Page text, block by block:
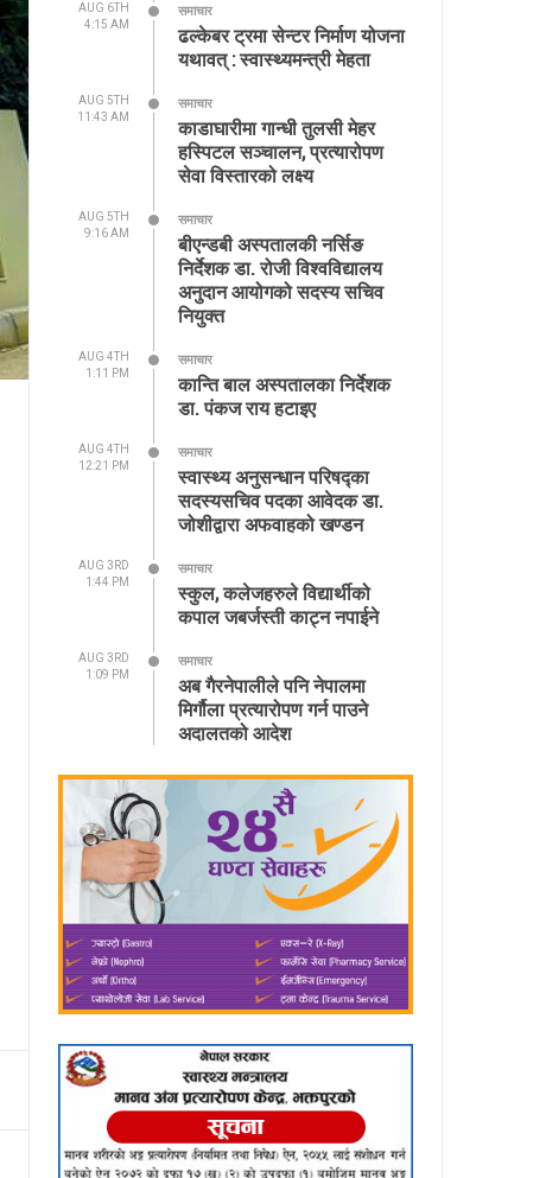
AUG 6TH
4:15 AM
समाचार
ढल्केबर ट्रमा सेन्टर निर्माण योजना
यथावत् : स्वास्थ्यमन्त्री मेहता
AUG 5TH
11:43 AM
समाचार
काडाघारीमा गान्धी तुलसी मेहर
हस्पिटल सञ्चालन, प्रत्यारोपण
सेवा विस्तारको लक्ष्य
AUG 5TH
9:16 AM
समाचार
बीएन्डबी अस्पतालकी नर्सिङ
निर्देशक डा. रोजी विश्वविद्यालय
अनुदान आयोगको सदस्य सचिव
नियुक्त
AUG 4TH
1:11 PM
समाचार
कान्ति बाल अस्पतालका निर्देशक
डा. पंकज राय हटाइए
AUG 4TH
12:21 PM
समाचार
स्वास्थ्य अनुसन्धान परिषद्का
सदस्यसचिव पदका आवेदक डा.
जोशीद्वारा अफवाहको खण्डन
AUG 3RD
1:44 PM
समाचार
स्कुल, कलेजहरुले विद्यार्थीको
कपाल जबर्जस्ती काट्न नपाईने
AUG 3RD
1:09 PM
समाचार
अब गैरनेपालीले पनि नेपालमा
मिर्गौला प्रत्यारोपण गर्न पाउने
अदालतको आदेश